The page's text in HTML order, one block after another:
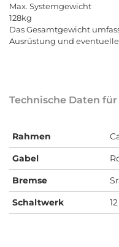
Max. Systemgewicht
128kg
DasGesamtgewicht umfas
Ausrüstung und eventuelle
Technische Daten
Rahmen
Gabel
Bremse
Schaltwerk